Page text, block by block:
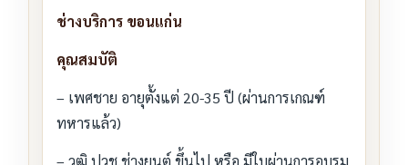
ช่างบริการ ขอนแก่น
คุณสมบัติ
– เพศชาย อายุตั้งแต่ 20-35 ปี (ผ่านการเกณฑ์
ทหารแล้ว)
– วุฒิ ปวช.ช่างยนต์ ขึ้นไป หรือ มีใบผ่านการอบรม